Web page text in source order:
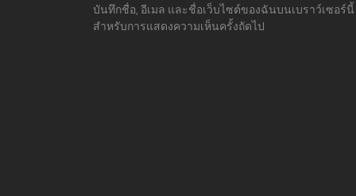
ตอนที่ 3
บันทึกชื่อ, อีเมล และชื่อเว็บไซต์ของฉันบนเบราว์เซอร์นี้
สำหรับการแสดงความเห็นครั้งถัดไป